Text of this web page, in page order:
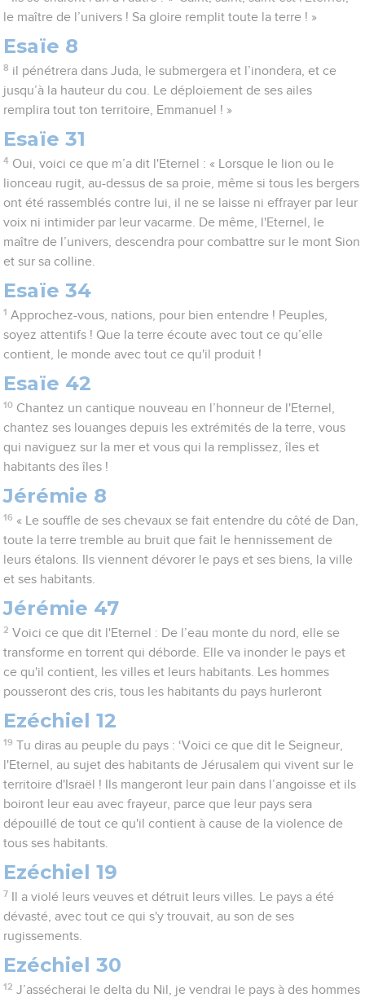
le maître de l’univers ! Sa gloire remplit toute la terre ! »
Esaïe 8
8 il pénétrera dans Juda, le submergera et l’inondera, et ce
jusqu’à la hauteur du cou. Le déploiement de ses ailes
remplira tout ton territoire, Emmanuel ! »
Esaïe 31
4 Oui, voici ce que m’a dit l'Eternel : « Lorsque le lion ou le
lionceau rugit, au-dessus de sa proie, même si tous les bergers
ont été rassemblés contre lui, il ne se laisse ni effrayer par leur
voix ni intimider par leur vacarme. De même, l'Eternel, le
maître de l’univers, descendra pour combattre sur le mont Sion
et sur sa colline.
Esaïe 34
1 Approchez-vous, nations, pour bien entendre ! Peuples,
soyez attentifs ! Que la terre écoute avec tout ce qu’elle
contient, le monde avec tout ce qu'il produit !
Esaïe 42
10 Chantez un cantique nouveau en l’honneur de l'Eternel,
chantez ses louanges depuis les extrémités de la terre, vous
qui naviguez sur la mer et vous qui la remplissez, îles et
habitants des îles !
Jérémie 8
16 « Le souffle de ses chevaux se fait entendre du côté de Dan,
toute la terre tremble au bruit que fait le hennissement de
leurs étalons. Ils viennent dévorer le pays et ses biens, la ville
et ses habitants.
Jérémie 47
2 Voici ce que dit l'Eternel : De l’eau monte du nord, elle se
transforme en torrent qui déborde. Elle va inonder le pays et
ce qu'il contient, les villes et leurs habitants. Les hommes
pousseront des cris, tous les habitants du pays hurleront
Ezéchiel 12
19 Tu diras au peuple du pays : ‘Voici ce que dit le Seigneur,
l'Eternel, au sujet des habitants de Jérusalem qui vivent sur le
territoire d'Israël ! Ils mangeront leur pain dans l’angoisse et ils
boiront leur eau avec frayeur, parce que leur pays sera
dépouillé de tout ce qu'il contient à cause de la violence de
tous ses habitants.
Ezéchiel 19
7
Il a violé leurs veuves et détruit leurs villes. Le pays a été
dévasté, avec tout ce qui s'y trouvait, au son de ses
rugissements.
Ezéchiel 30
12 J’assécherai le delta du Nil, je vendrai le pays à des hommes